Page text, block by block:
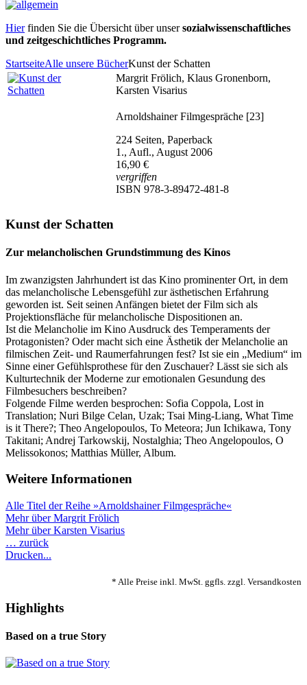
Hierfinden Sie die Übersicht über unsersozialwissenschaftliches
und zeitgeschichtliches Programm.
StartseiteAlle unsere BücherKunst der Schatten
Margrit Frölich, Klaus Gronenborn,
Karsten Visarius
Arnoldshainer Filmgespräche [23]
224 Seiten, Paperback
1., Aufl., August 2006
16,90 €
vergriffen
ISBN 978-3-89472-481-8
Kunst der Schatten
Zur melancholischen Grundstimmung des Kinos
Im zwanzigsten Jahrhundert ist das Kino prominenter Ort, in dem
das melancholische Lebensgefühl zur ästhetischen Erfahrung
geworden ist. Seit seinen Anfängen bietet der Film sich als
Projektionsfläche für melancholische Dispositionen an.
Ist die Melancholie im Kino Ausdruck des Temperaments der
Protagonisten? Oder macht sich eine Ästhetik der Melancholie an
filmischen Zeit- und Raumerfahrungen fest? Ist sie ein „Medium“ im
Sinne einer Gefühlsprothese für den Zuschauer? Lässt sie sich als
Kulturtechnik der Moderne zur emotionalen Gesundung des
Filmbesuchers beschreiben?
Folgende Filme werden besprochen: Sofia Coppola, Lost in
Translation; Nuri Bilge Celan, Uzak; Tsai Ming-Liang, What Time
is it There?; Theo Angelopoulos, To Meteora; Jun Ichikawa, Tony
Takitani; Andrej Tarkowskij, Nostalghia; Theo Angelopoulos, O
Melissokonos; Matthias Müller, Album.
Weitere Informationen
Alle Titel der Reihe »Arnoldshainer Filmgespräche«
Mehr über Margrit Frölich
Mehr über Karsten Visarius
… zurück
Drucken...
* Alle Preise inkl. MwSt. ggfls. zzgl. Versandkosten
Highlights
Based on a true Story